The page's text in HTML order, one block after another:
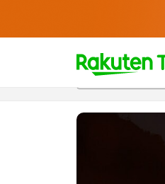
t
p
a
概覽房間及住宿方案